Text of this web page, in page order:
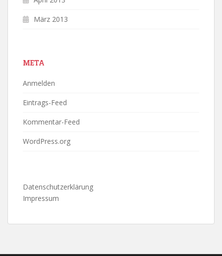
März 2013
META
Anmelden
Eintrags-Feed
Kommentar-Feed
WordPress.org
Datenschutzerklärung
Impressum